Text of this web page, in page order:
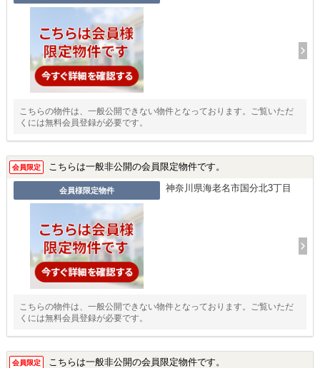
こちらの物件は、一般公開できない物件となっております。ご覧いただ
くには無料会員登録が必要です。
会員限定 こちらは一般非公開の会員限定物件です。
会員様限定物件 神奈川県海老名市国分北3丁目
こちらの物件は、一般公開できない物件となっております。ご覧いただ
くには無料会員登録が必要です。
会員限定 こちらは一般非公開の会員限定物件です。